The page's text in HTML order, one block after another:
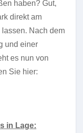
haben? Gut,
direkt am
Nach dem
und einer
es nun von
Sie hier:
in Lage: